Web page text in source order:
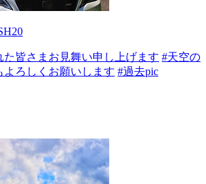
た皆さまお見舞い申し上げます #天空の
よろしくお願いします #過去pic